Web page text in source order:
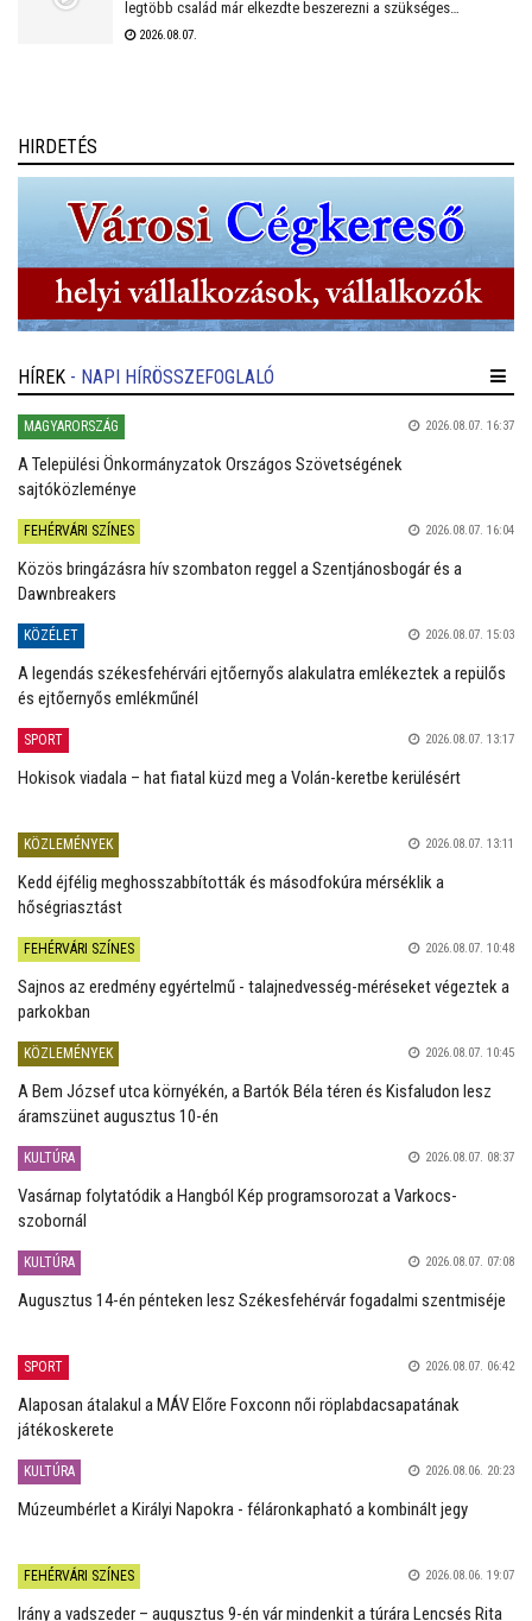
legtöbb család már elkezdte beszerezni a szükséges
tanszereket. A fehérvári papír-írószer üzletek már július eleje
2026.08.07.
HIRDETÉS
HÍREK - NAPI HÍRÖSSZEFOGLALÓ
MAGYARORSZÁG 2026.08.07. 16:37
A Települési Önkormányzatok Országos Szövetségének
sajtóközleménye
FEHÉRVÁRI SZÍNES 2026.08.07. 16:04
Közös bringázásra hív szombaton reggel a Szentjánosbogár és a
Dawnbreakers
KÖZÉLET 2026.08.07. 15:03
A legendás székesfehérvári ejtőernyős alakulatra emlékeztek a repülős
és ejtőernyős emlékműnél
SPORT 2026.08.07. 13:17
Hokisok viadala – hat fiatal küzd meg a Volán-keretbe kerülésért
KÖZLEMÉNYEK 2026.08.07. 13:11
Kedd éjfélig meghosszabbították és másodfokúra mérséklik a
hőségriasztást
FEHÉRVÁRI SZÍNES 2026.08.07. 10:48
Sajnos az eredmény egyértelmű - talajnedvesség-méréseket végeztek a
parkokban
KÖZLEMÉNYEK 2026.08.07. 10:45
A Bem József utca környékén, a Bartók Béla téren és Kisfaludon lesz
áramszünet augusztus 10-én
KULTÚRA 2026.08.07. 08:37
Vasárnap folytatódik a Hangból Kép programsorozat a Varkocs-
szobornál
KULTÚRA 2026.08.07. 07:08
Augusztus 14-én pénteken lesz Székesfehérvár fogadalmi szentmiséje
SPORT 2026.08.07. 06:42
Alaposan átalakul a MÁV Előre Foxconn női röplabdacsapatának
játékoskerete
KULTÚRA 2026.08.06. 20:23
Múzeumbérlet a Királyi Napokra - féláronkapható a kombinált jegy
FEHÉRVÁRI SZÍNES 2026.08.06. 19:07
Irány a vadszeder – augusztus 9-én vár mindenkit a túrára Lencsés Rita